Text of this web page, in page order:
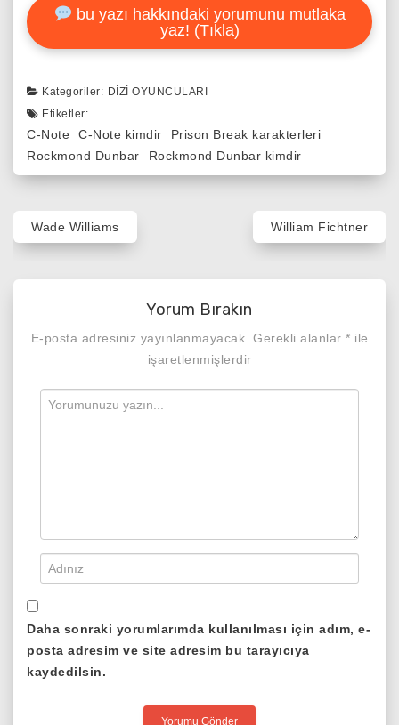
bu yazı hakkındaki yorumunu mutlaka
yaz! (Tıkla)
Kategoriler: DIZI OYUNCULARI
Etiketler:
C-Note C-Note kimdir
Prison Break karakterleri
Rockmond Dunbar
Rockmond Dunbar kimdir
Yazı
gezinmesi
Wade Williams William Fichtner
Yorum Bırakın
E-posta adresiniz yayınlanmayacak. Gerekli alanlar * ile
işaretlenmişlerdir
Daha sonraki yorumlarımda kullanılması için adım, e-
posta adresim ve site adresim bu tarayıcıya
kaydedilsin.